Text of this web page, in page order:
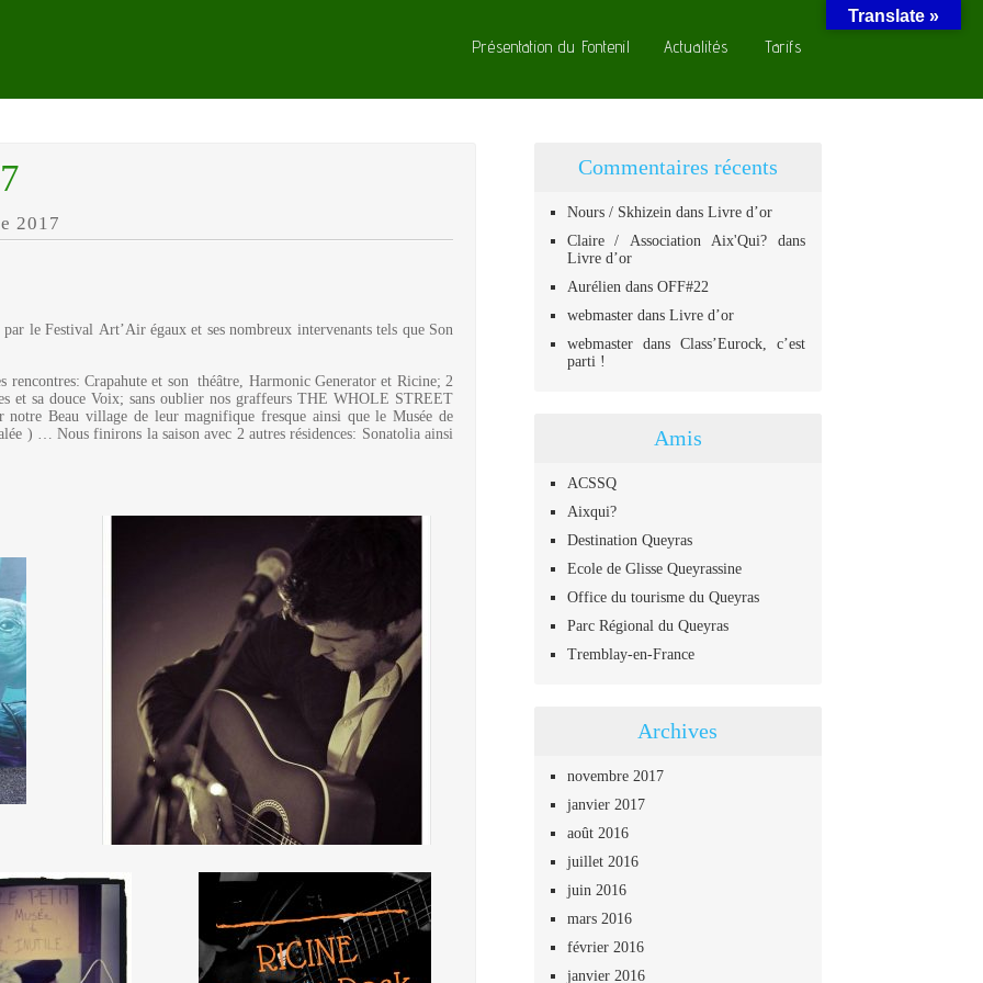
Présentation du Fontenil Actualités Tarifs
2017
le Festival Art’Air égaux et ses nombreux intervenants tels que Son
rencontres: Crapahute et son théâtre, Harmonic Generator et Ricine; 2
et sa douce Voix; sans oublier nos graffeurs THE WHOLE STREET
notre Beau village de leur magnifique fresque ainsi que le Musée de
) … Nous finirons la saison avec 2 autres résidences: Sonatolia ainsi
Commentaires récents
Nours / Skhizein dans Livre d’or
Claire / Association Aix'Qui? dans
Livre d’or
Aurélien dans OFF#22
webmasterdans Livre d’or
webmasterdans Class’Eurock, c’est
parti !
Amis
ACSSQ
Aixqui?
Destination Queyras
Ecole de Glisse Queyrassine
Office du tourisme du Queyras
Parc Régional du Queyras
Tremblay-en-France
Archives
novembre 2017
janvier 2017
août 2016
juillet 2016
juin 2016
mars 2016
février 2016
janvier 2016
Translate »